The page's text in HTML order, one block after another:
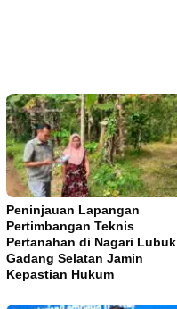
Peninjauan Lapangan
Pertimbangan Teknis
Pertanahan di Nagari Lubuk
Gadang Selatan Jamin
Kepastian Hukum